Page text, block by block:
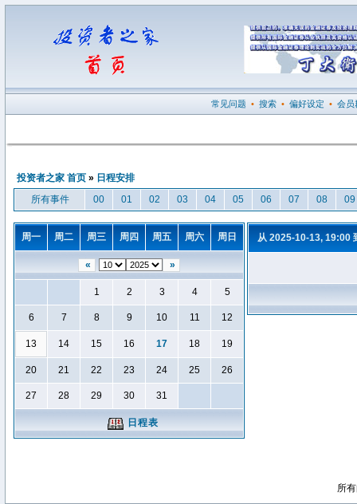
常见问题 • 搜索 • 偏好设定 • 会员
投资者之家 首页 » 日程安排
所有事件
00 01 02 03 04 05 06 07 08 09
周一 周二 周三 周四 周五 周六 周日
« »
1 2 3 4 5
6 7 8 9 10 11 12
13 14 15 16 17 18 19
20 21 22 23 24 25 26
27 28 29 30 31
日程表
从 2025-10-13, 19:00
所